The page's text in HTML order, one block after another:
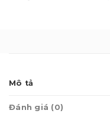
Mô tả
Đánh giá (0)